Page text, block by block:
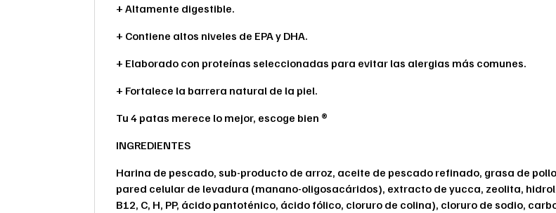
+ Altamente digestible.
+ Contiene altos niveles de EPA y DHA.
+ Elaborado con proteínas seleccionadas para evitar las alergias más comunes.
+ Fortalece la barrera natural de la piel.
Tu 4 patas merece lo mejor, escoge bien ®
INGREDIENTES
Harina de pescado, sub-producto de arroz, aceite de pescado refinado, grasa de
pared celular de levadura (manano-oligosacáridos), extracto de yucca, zeolita,
B12, C, H, PP, ácido pantoténico, ácido fólico, cloruro de colina), cloruro de sodio,